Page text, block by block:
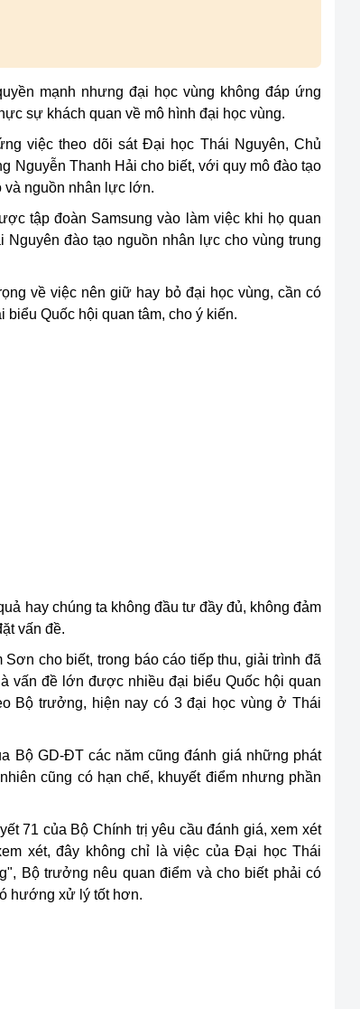
mạnh nhưng đại học vùng không đáp ứng
sự khách quan về mô hình đại học vùng.
việc theo dõi sát Đại học Thái Nguyên, Chủ
Nguyễn Thanh Hải cho biết, với quy mô đào tạo
và nguồn nhân lực lớn.
tập đoàn Samsung vào làm việc khi họ quan
đào tạo nguồn nhân lực cho vùng trung
về việc nên giữ hay bỏ đại học vùng, cần có
Quốc hội quan tâm, cho ý kiến.
hay chúng ta không đầu tư đầy đủ, không đảm
vấn đề.
cho biết, trong báo cáo tiếp thu, giải trình đã
vấn đề lớn được nhiều đại biểu Quốc hội quan
Bộ trưởng, hiện nay có 3 đại học vùng ở Thái
Bộ GD-ĐT các năm cũng đánh giá những phát
cũng có hạn chế, khuyết điểm nhưng phần
71 của Bộ Chính trị yêu cầu đánh giá, xem xét
xét, đây không chỉ là việc của Đại học Thái
Bộ trưởng nêu quan điểm và cho biết phải có
hướng xử lý tốt hơn.